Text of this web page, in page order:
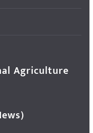
Agriculture